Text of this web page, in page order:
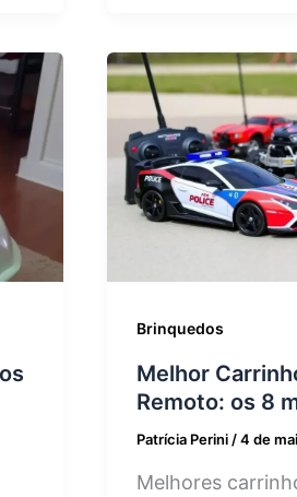
Brinquedos
Melhor
Remoto: os 8
Patrícia Perini /4 de
Melhores